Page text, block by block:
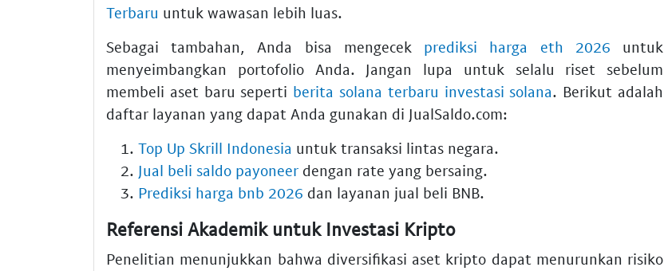
Terbaru untuk wawasan lebih luas.
Sebagai tambahan, Anda bisa mengecek prediksi harga eth 2026 untuk
menyeimbangkan portofolio Anda. Jangan lupa untuk selalu riset sebelum
membeli aset baru seperti berita solana terbaru investasi solana. Berikut adalah
daftar layanan yang dapat Anda gunakan di JualSaldo.com:
Top Up Skrill Indonesia untuk transaksi lintas negara.
Jual beli saldo payoneer dengan rate yang bersaing.
Prediksi harga bnb 2026 dan layanan jual beli BNB.
Referensi Akademik untuk Investasi Kripto
Penelitian menunjukkan bahwa diversifikasi aset kripto dapat menurunkan risiko